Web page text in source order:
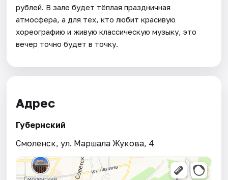
рублей. В зале будет тёплая праздничная
атмосфера, а для тех, кто любит красивую
хореографию и живую классическую музыку, это
вечер точно будет в точку.
Адрес
Губернский
Смоленск, ул. Маршала Жукова, 4